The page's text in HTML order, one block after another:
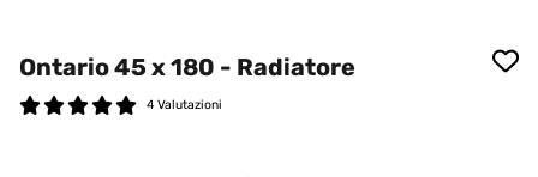
Ontario 45 x 180 - Radiatore
4 Valutazioni